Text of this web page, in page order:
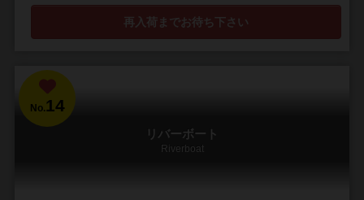
再入荷までお待ち下さい
No.14
リバーボート
Riverboat